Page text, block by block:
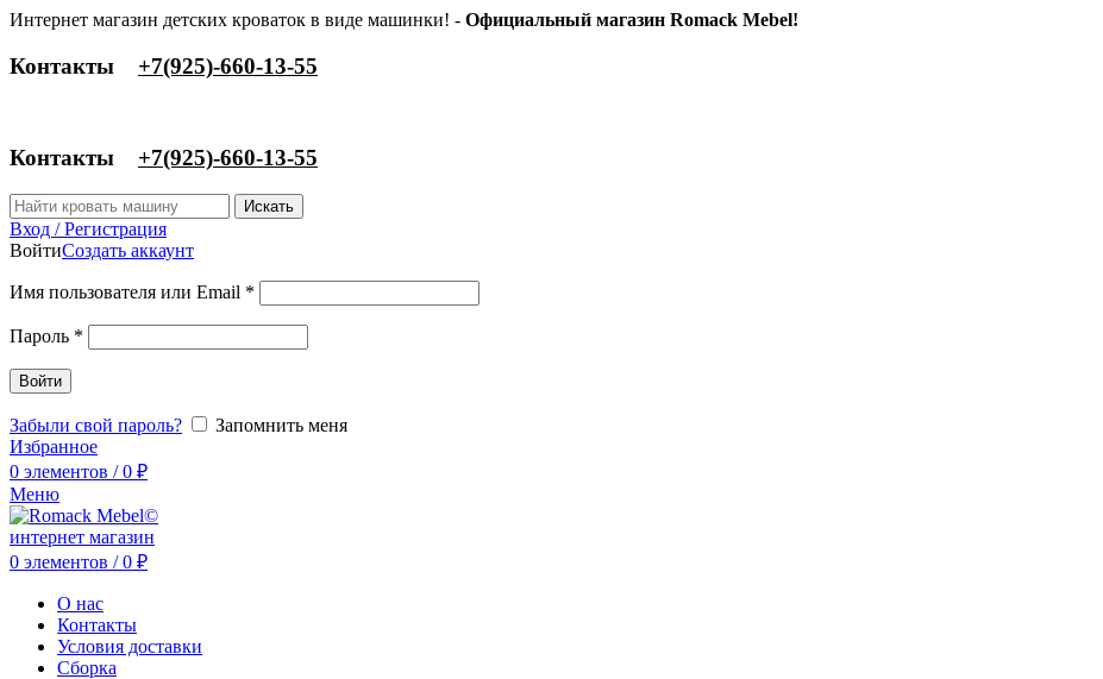
Интернет магазин детских кроваток в виде машинки! - Официальный магазин Romack Mebel!
Контакты ‎+7(925)-660-13-55
Контакты ‎+7(925)-660-13-55
Искать
Вход / Регистрация
ВойтиСоздать аккаунт
Имя пользователя или Email *
Пароль *
Войти
Забыли свой пароль?
Запомнить меня
Избранное
0 элементов / 0 ₽
Меню
0 элементов / 0 ₽
О нас
Контакты
Условия доставки
Сборка